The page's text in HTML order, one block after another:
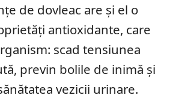
de dovleac are și el o
antioxidante, care
scad tensiunea
previn bolile de inimă și
vezicii urinare.